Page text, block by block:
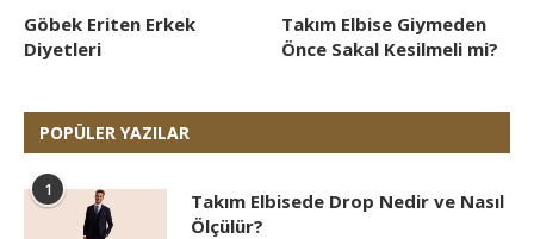
Göbek Eriten Erkek
Diyetleri
Takım Elbise Giymeden
Önce Sakal Kesilmeli mi?
POPÜLER YAZILAR
1
Takım Elbisede Drop Nedir ve Nasıl
Ölçülür?